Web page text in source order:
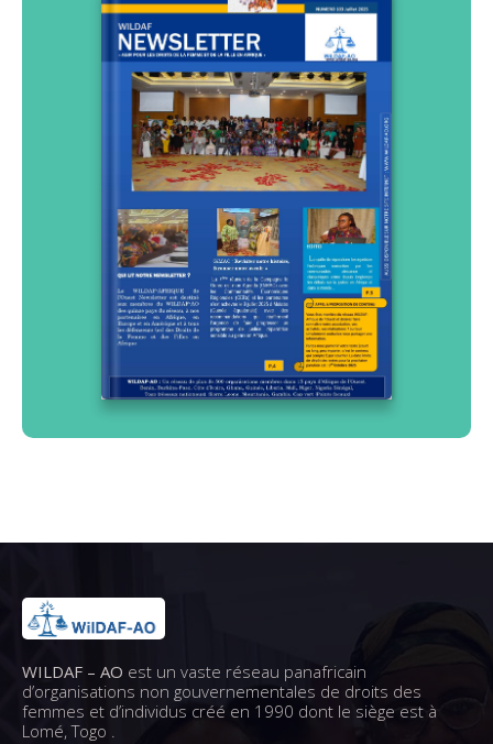
WILDAF – AO est un vaste réseau panafricain
d’organisations non gouvernementales de droits des
femmes et d’individus créé en 1990 dont le siège est à
Lomé, Togo .